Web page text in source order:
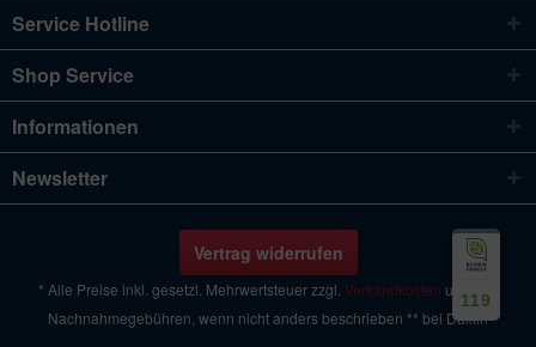
Service Hotline
Shop Service
Informationen
Newsletter
Vertrag widerrufen
* Alle Preise inkl. gesetzl. Mehrwertsteuer zzgl. Versandkosten und ggf.
Nachnahmegebühren, wenn nicht anders beschrieben ** bei Daikin
119